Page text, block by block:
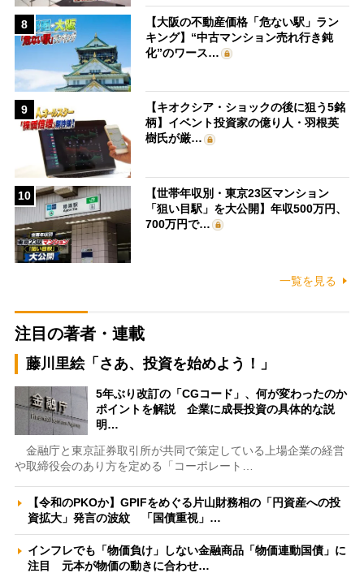
8
【大阪の不動産価格「危ない駅」ラン
キング】“中古マンション売れ行き鈍
化”のワース…
9
【キオクシア・ショックの後に狙う5銘
柄】イベント投資家の億り人・羽根英
樹氏が厳…
10
【世帯年収別・東京23区マンション
「狙い目駅」を大公開】年収500万円、
700万円で…
一覧を見る
注目の著者・連載
藤川里絵「さあ、投資を始めよう！」
5年ぶり改訂の「CGコード」、何が変わったのか
ポイントを解説 企業に成長投資の具体的な説
明…
金融庁と東京証券取引所が共同で策定している上場企業の経営
や取締役会のあり方を定める「コーポレート…
【令和のPKOか】GPIFをめぐる片山財務相の「円資産への投
資拡大」発言の波紋 「国債重視」…
インフレでも「物価負け」しない金融商品「物価連動国債」に
注目 元本が物価の動きに合わせ…